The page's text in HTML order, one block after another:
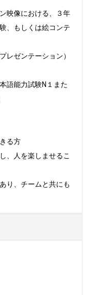
映像における、３年
、もしくは絵コンテ
レゼンテーション）
語能力試験N１また
る方
、人を楽しませるこ
り、チームと共にも